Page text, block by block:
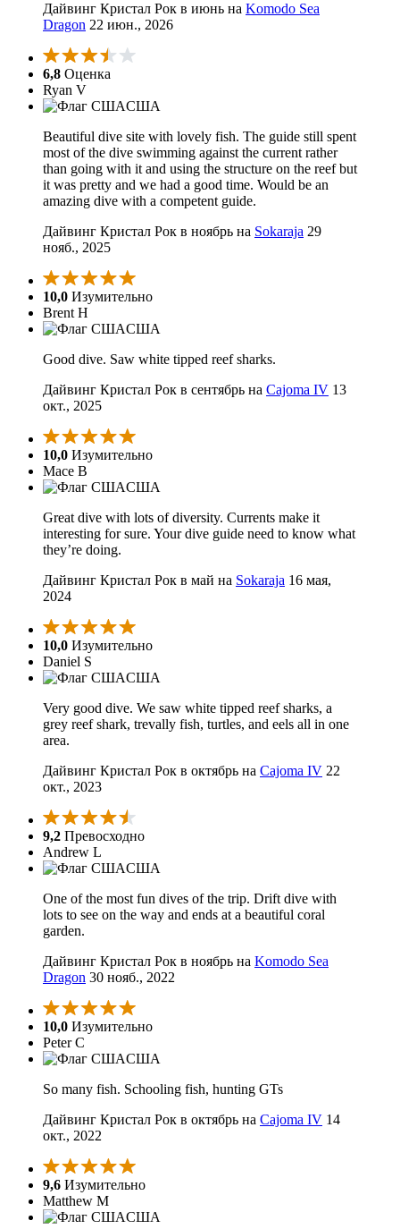
Дайвинг Кристал Рок в июнь на Komodo Sea
Dragon 22 июн., 2026
6,8 Оценка
Ryan V
США
Beautiful dive site with lovely fish. The guide still spent
most of the dive swimming against the current rather
than going with it and using the structure on the reef but
it was pretty and we had a good time. Would be an
amazing dive with a competent guide.
Дайвинг Кристал Рок в ноябрь на Sokaraja 29
нояб., 2025
10,0 Изумительно
Brent H
США
Good dive. Saw white tipped reef sharks.
Дайвинг Кристал Рок в сентябрь на Cajoma IV 13
окт., 2025
10,0 Изумительно
Mace B
США
Great dive with lots of diversity. Currents make it
interesting for sure. Your dive guide need to know what
they’re doing.
Дайвинг Кристал Рок в май на Sokaraja 16 мая,
2024
10,0 Изумительно
Daniel S
США
Very good dive. We saw white tipped reef sharks, a
grey reef shark, trevally fish, turtles, and eels all in one
area.
Дайвинг Кристал Рок в октябрь на Cajoma IV 22
окт., 2023
9,2 Превосходно
Andrew L
США
One of the most fun dives of the trip. Drift dive with
lots to see on the way and ends at a beautiful coral
garden.
Дайвинг Кристал Рок в ноябрь на Komodo Sea
Dragon 30 нояб., 2022
10,0 Изумительно
Peter C
США
So many fish. Schooling fish, hunting GTs
Дайвинг Кристал Рок в октябрь на Cajoma IV 14
окт., 2022
9,6 Изумительно
Matthew M
США